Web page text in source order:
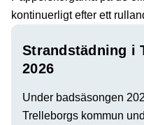
kontinuerligt efter ett
Strandstädning i
2026
Under badsäsongen
Trelleborgs kommun